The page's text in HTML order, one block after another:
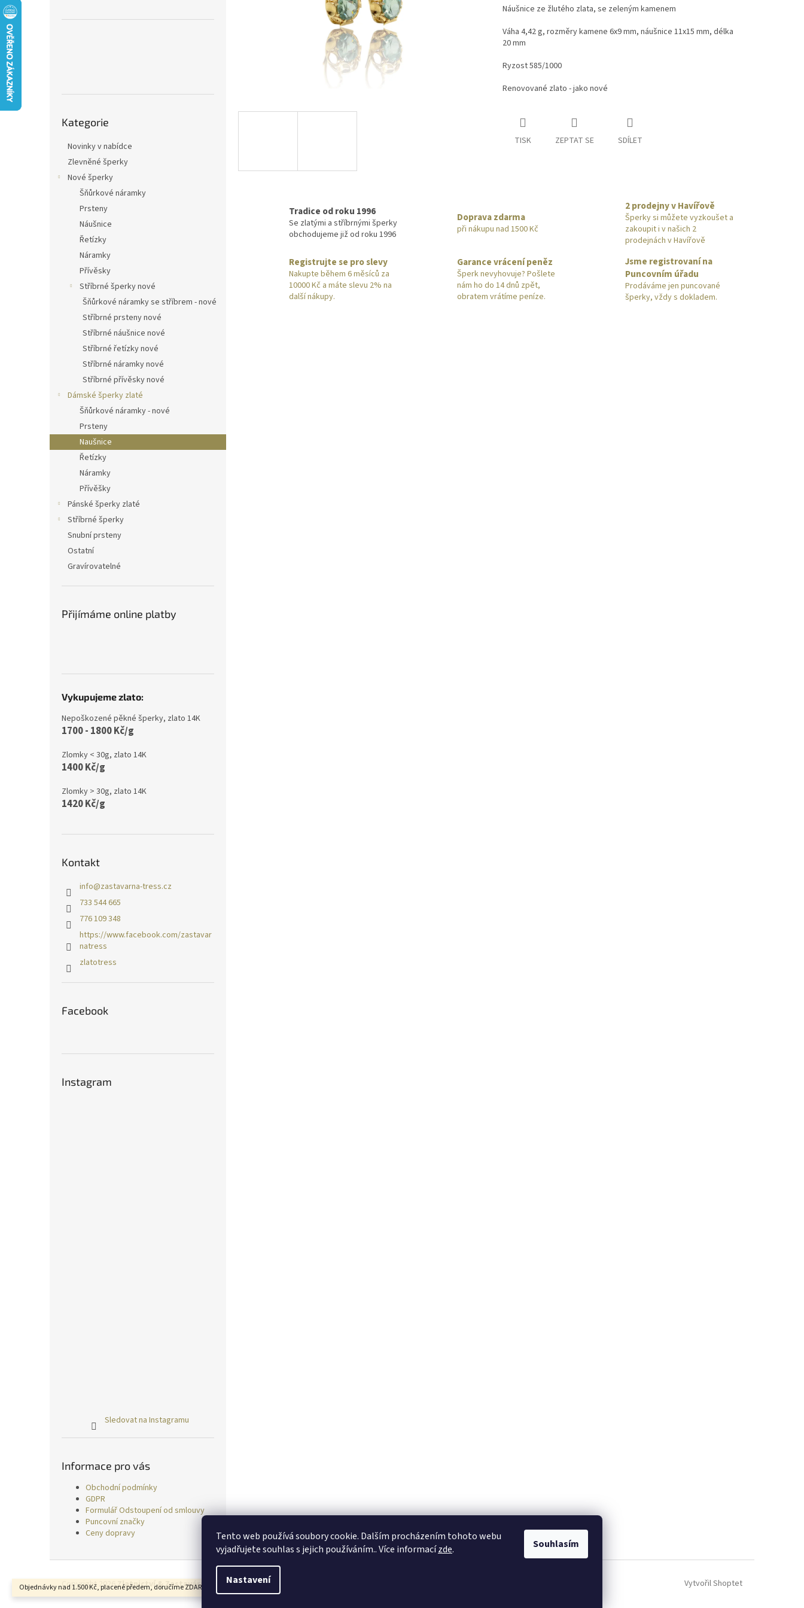
Tento web používá soubory cookie. Dalším procházením tohoto webu
vyjadřujete souhlas s jejich používáním.. Více informacízde.
Nastavení
Souhlasím
Objednávky nad 1.500 Kč, placené předem, doručíme ZDARMA.
kategorie
Kategorie
Novinky v nabídce
Zlevněné šperky
Nové šperky
Šňůrkové náramky
Prsteny
Náušnice
Řetízky
Náramky
Přívěsky
Stříbrné šperky nové
Šňůrkové náramky se stříbrem - nové
Stříbrné prsteny nové
Stříbrné náušnice nové
Stříbrné řetízky nové
Stříbrné náramky nové
Stříbrné přívěsky nové
Dámské šperky zlaté
Šňůrkové náramky - nové
Prsteny
Naušnice
Řetízky
Náramky
Přívěšky
Pánské šperky zlaté
Stříbrné šperky
Snubní prsteny
Ostatní
Gravírovatelné
Přijímáme online platby
Vykupujeme zlato:
Nepoškozené pěkné šperky, zlato 14K
1700 - 1800 Kč/g
Zlomky < 30g, zlato 14K
1400 Kč/g
Zlomky > 30g, zlato 14K
1420 Kč/g
Kontakt
info@zastavarna-tress.cz
733 544 665
776 109 348
https://www.facebook.com/zastavar
natress
zlatotress
Facebook
Instagram
Sledovat na Instagramu
Informace pro vás
Obchodní podmínky
GDPR
Formulář Odstoupení od smlouvy
Puncovní značky
Ceny dopravy
Náušnice ze žlutého zlata, se zeleným kamenem
Váha 4,42 g, rozměry kamene 6x9 mm, náušnice 11x15 mm, délka
20 mm
Ryzost 585/1000
Renovované zlato - jako nové
TISK ZEPTAT SE SDÍLET
Tradice od roku 1996
Se zlatými a stříbrnými šperky
obchodujeme již od roku 1996
Doprava zdarma
při nákupu nad 1500 Kč
2 prodejny v Havířově
Šperky si můžete vyzkoušet a
zakoupit i v našich 2
prodejnách v Havířově
Registrujte se pro slevy
Nakupte během 6 měsíců za
10000 Kč a máte slevu 2% na
další nákupy.
Garance vrácení peněz
Šperk nevyhovuje? Pošlete
nám ho do 14 dnů zpět,
obratem vrátíme peníze.
Jsme registrovaní na
Puncovním úřadu
Prodáváme jen puncované
šperky, vždy s dokladem.
Vytvořil Shoptet
Copyright 2026Zlatnictví & Zastavárna TRESS. Všechna práva vyhrazena.